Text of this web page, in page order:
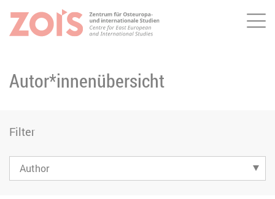
ZUM HAUPTINHALT SPRINGEN
ZUR SUCHE SPRINGEN
Autor*innenübersicht
Filter